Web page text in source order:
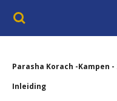
Ga
direct
naar
hoofdinhoud
Parasha Korach -Kampen -
Inleiding